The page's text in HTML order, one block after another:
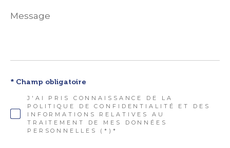
Message
*
J'AI PRIS CONNAISSANCE DE LA
POLITIQUE DE CONFIDENTIALITÉ ET DES
INFORMATIONS RELATIVES AU
TRAITEMENT DE MES DONNÉES
PERSONNELLES (*)*
* Champ obligatoire